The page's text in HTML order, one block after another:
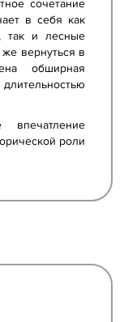
сочетание
в себя как
так и лесные
вернуться в
обширная
роли